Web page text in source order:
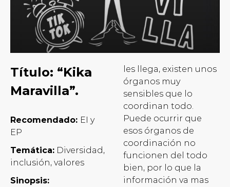
Título: “Kika
Maravilla”.
Recomendado: EI y
EP
Temática: Diversidad,
inclusión, valores
Sinopsis:
les llega, existen unos
órganos muy
sensibles que lo
coordinan todo.
Puede ocurrir que
esos órganos de
coordinación no
funcionen del todo
bien, por lo que la
información va mas